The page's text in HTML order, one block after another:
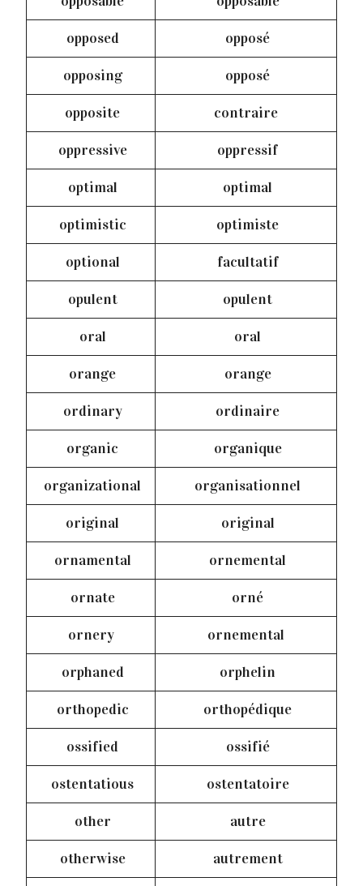
opposed opposé
opposing opposé
opposite contraire
oppressive oppressif
optimal optimal
optimistic optimiste
optional facultatif
opulent opulent
oral oral
orange orange
ordinary ordinaire
organic organique
organizational organisationnel
original original
ornamental ornemental
ornate orné
ornery ornemental
orphaned orphelin
orthopedic orthopédique
ossified ossifié
ostentatious ostentatoire
other autre
otherwise autrement